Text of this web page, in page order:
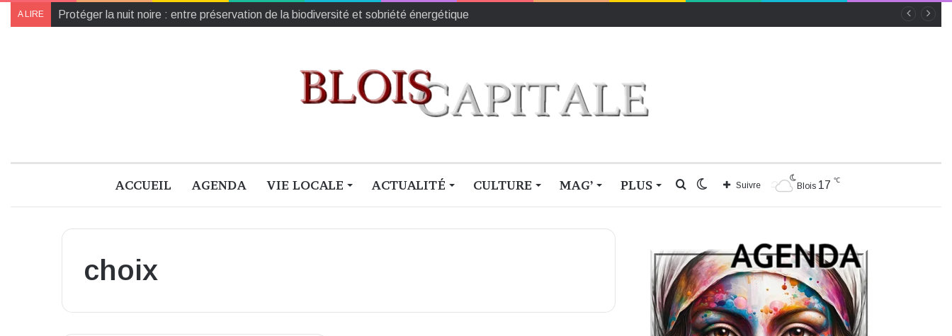
A LIRE Protéger la nuit noire : entre préservation de la biodiversité et sobriété énergétique
ACCUEIL AGENDA VIE LOCALE ACTUALITÉ CULTURE MAG’ PLUS Blois 17 ℃
Suivre
Switch
Rechercher
choix